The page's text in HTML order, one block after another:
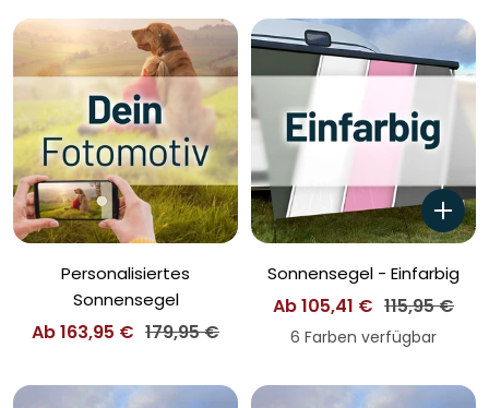
Personalisiertes
Sonnensegel
Angebotspreis
Ab 163,95 € Regulärer
179,95 €
Sonnensegel - Einfarbig
Angebotspreis
Ab 105,41 € Regulärer
Preis
115,95 €
6 Farben verfügbar